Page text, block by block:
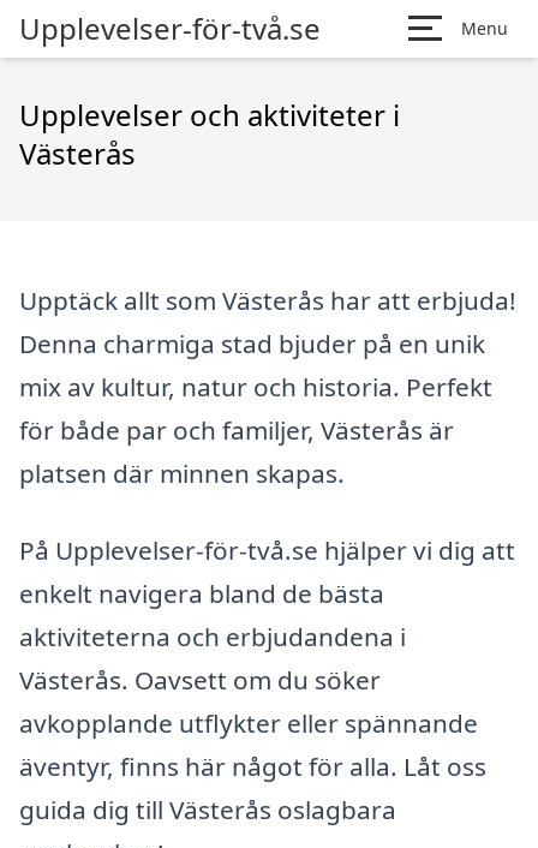
Upplevelser-för-två.se Menu
Upplevelser och aktiviteter i
Västerås
Upptäck allt som Västerås har att erbjuda!
Denna charmiga stad bjuder på en unik
mix av kultur, natur och historia. Perfekt
för både par och familjer, Västerås är
platsen där minnen skapas.
På Upplevelser-för-två.se hjälper vi dig att
enkelt navigera bland de bästa
aktiviteterna och erbjudandena i
Västerås. Oavsett om du söker
avkopplande utflykter eller spännande
äventyr, finns här något för alla. Låt oss
guida dig till Västerås oslagbara